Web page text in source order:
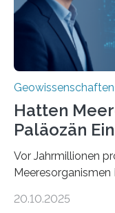
transportiert werden
Geowissenschaften
Hatten
Paläozän
Vor Jahrmillionen
Sedimenten zu
20.10.2025